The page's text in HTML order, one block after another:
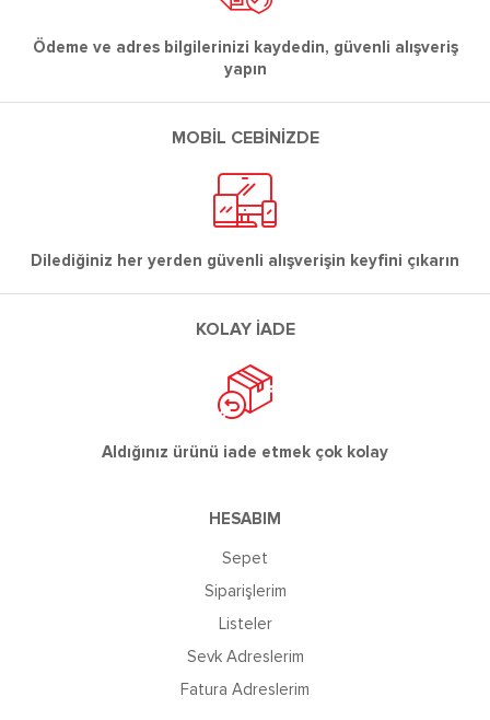
Ödeme ve adres bilgilerinizi kaydedin, güvenli alışveriş
yapın
MOBİL CEBİNİZDE
Dilediğiniz her yerden güvenli alışverişin keyfini çıkarın
KOLAY İADE
Aldığınız ürünü iade etmek çok kolay
HESABIM
Sepet
Siparişlerim
Listeler
Sevk Adreslerim
Fatura Adreslerim